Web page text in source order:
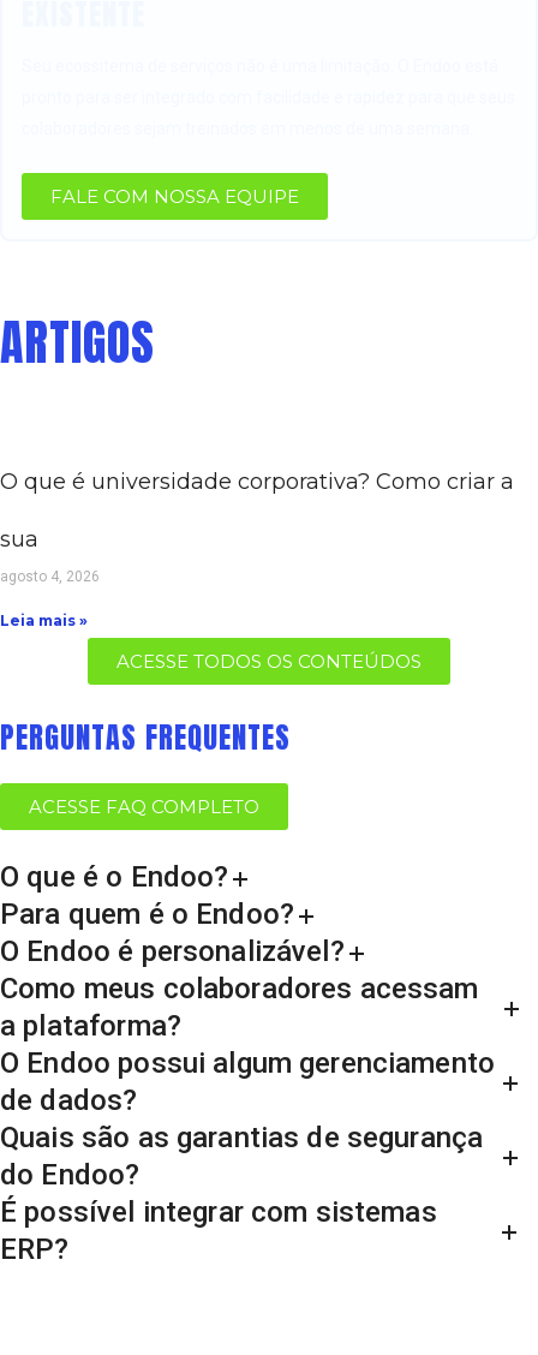
FALE COM NOSSA EQUIPE
ARTIGOS
O que é universidade corporativa? Como criar a
sua
agosto 4, 2026
Leia mais »
ACESSE TODOS OS CONTEÚDOS
PERGUNTAS FREQUENTES
ACESSE FAQ COMPLETO
O que é o Endoo?
Para quem é o Endoo?
O Endoo é personalizável?
Como meus colaboradores acessam
a plataforma?
O Endoo possui algum gerenciamento
de dados?
Quais são as garantias de segurança
do Endoo?
É possível integrar com sistemas
ERP?